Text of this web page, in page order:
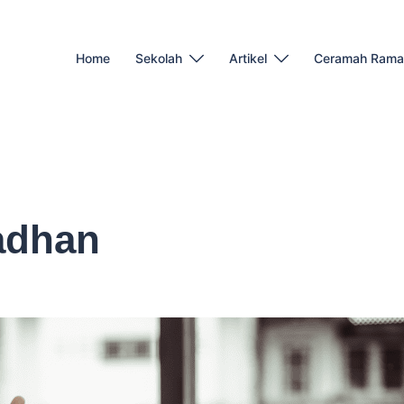
Home Sekolah Artikel Ceramah